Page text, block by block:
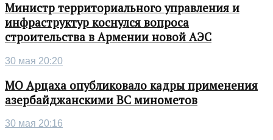
Министр территориального управления и
инфраструктур коснулся вопроса
строительства в Армении новой АЭС
30 мая 20:20
МО Арцаха опубликовало кадры применения
азербайджанскими ВС минометов
30 мая 20:16